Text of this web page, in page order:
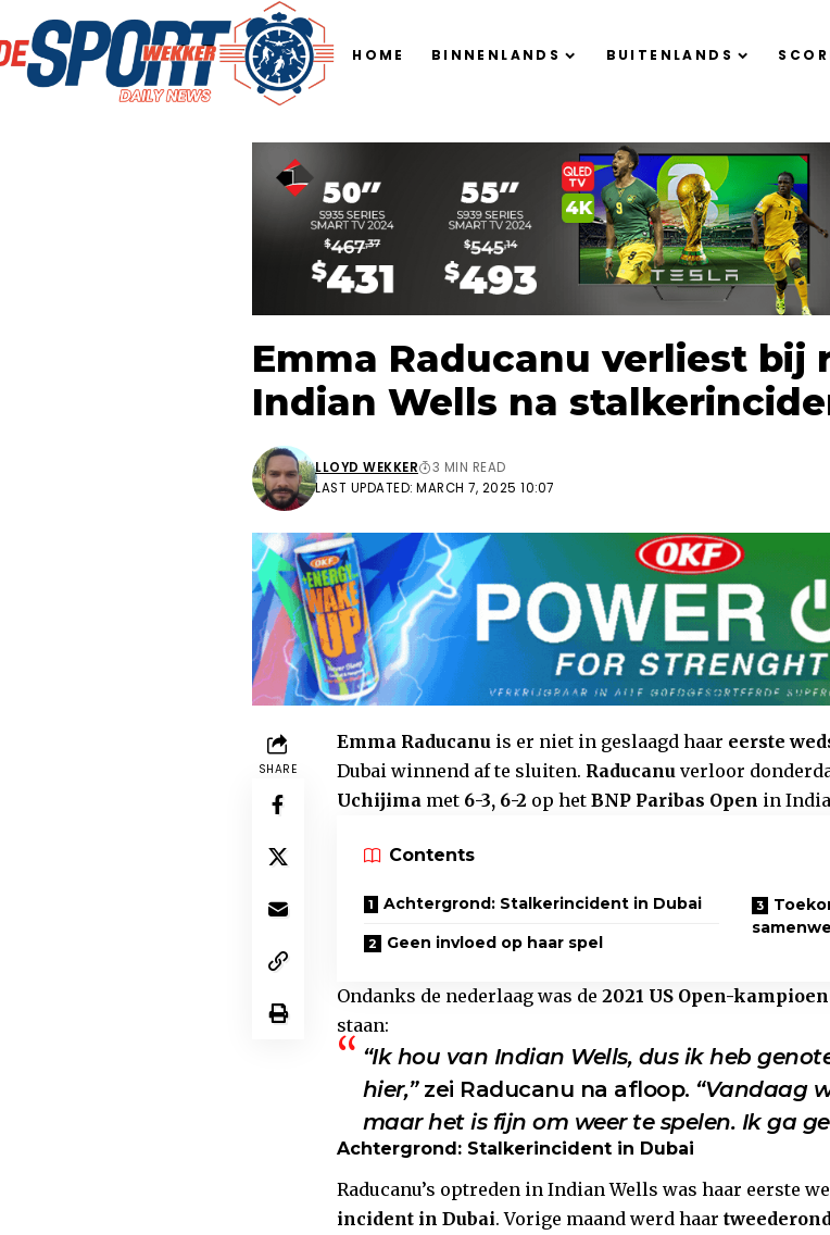
HOME BINNENLANDS BUITENLANDS
Emma Raducanu verliest bij
Indian Wells na
LAST UPDATED: MARCH 7, 2025 10:07
LLOYD WEKKER 3 MIN READ
SHARE
Emma Raducanu is er niet in geslaagd haar eerste
Dubai winnend af te sluiten. Raducanu verloor
Uchijima met 6-3, 6-2 op het BNP Paribas Open in
Contents
Achtergrond: Stalkerincident in Dubai
Geen invloed op haar spel
Ondanks de nederlaag was de 2021 US Open-
staan:
“Ik hou van Indian Wells, dus ik heb
hier,”zei Raducanu na afloop. “Vandaag
maar het is fijn om weer te spelen. Ik ga
Achtergrond: Stalkerincident in Dubai
Raducanu’s optreden in Indian Wells was haar eerste
incident in Dubai. Vorige maand werd haar